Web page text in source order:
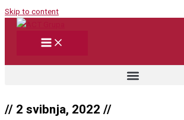
Skip to content
// 2 svibnja, 2022 //